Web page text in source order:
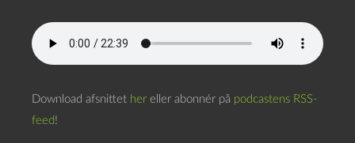
Download afsnittet her eller abonnér på podcastens RSS-
feed!